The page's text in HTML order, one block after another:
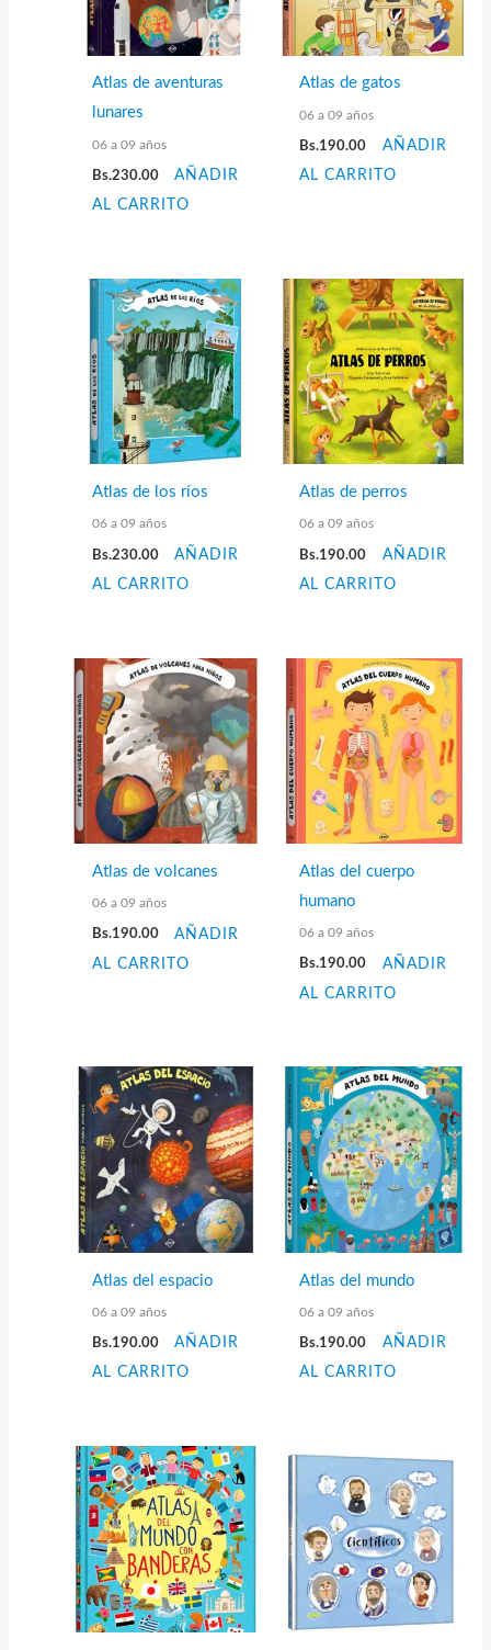
Atlas de aventuras
lunares
06 a 09 años
Bs.230.00
AÑADIR
AL CARRITO
Atlas de gatos
06 a 09 años
Bs.190.00
AÑADIR
AL CARRITO
Atlas de los ríos
06 a 09 años
Bs.230.00
AÑADIR
AL CARRITO
Atlas de perros
06 a 09 años
Bs.190.00
AÑADIR
AL CARRITO
Atlas de volcanes
06 a 09 años
Bs.190.00
AÑADIR
AL CARRITO
Atlas del cuerpo
humano
06 a 09 años
Bs.190.00
AÑADIR
AL CARRITO
Atlas del espacio
06 a 09 años
Bs.190.00
AÑADIR
AL CARRITO
Atlas del mundo
06 a 09 años
Bs.190.00
AÑADIR
AL CARRITO